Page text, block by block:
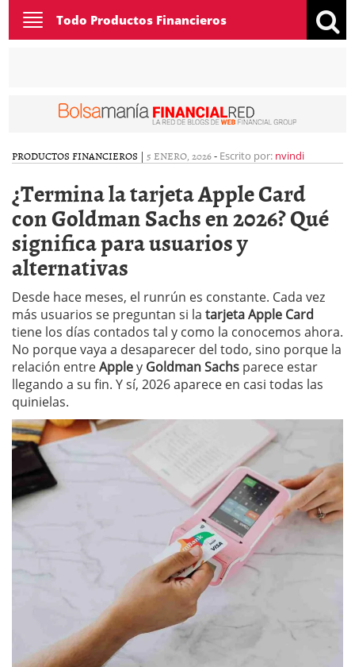
Toggle
navigation
Todo Productos Financieros
PRODUCTOS FINANCIEROS | 5 ENERO, 2026- Escrito por: nvindi
¿Termina la tarjeta Apple Card
con Goldman Sachs en 2026? Qué
significa para usuarios y
alternativas
Desde hace meses, el runrún es constante. Cada vez
más usuarios se preguntan si la tarjeta Apple Card
tiene los días contados tal y como la conocemos ahora.
No porque vaya a desaparecer del todo, sino porque la
relación entreAppley Goldman Sachs parece estar
llegando a su fin. Y sí, 2026 aparece en casi todas las
quinielas.